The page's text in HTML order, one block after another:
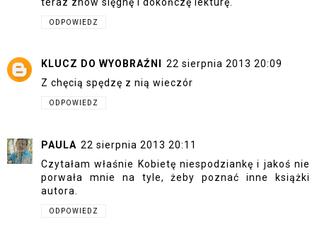
ODPOWIEDZ
KLUCZ DO WYOBRAŹNI
22 sierpnia 2013 20:09
Z chęcią spędzę z nią wieczór
ODPOWIEDZ
PAULA 22 sierpnia 2013 20:11
Czytałam właśnie Kobietę niespodziankę i jakoś nie
porwała mnie na tyle, żeby poznać inne książki
autora.
ODPOWIEDZ